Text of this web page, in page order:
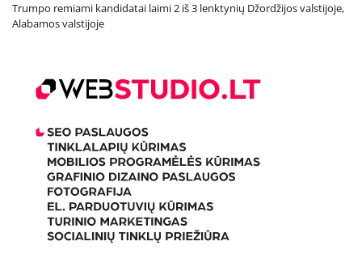
Trumpo remiami kandidatai laimi 2 iš 3 lenktynių Džordžijos valstijoje,
Alabamos valstijoje